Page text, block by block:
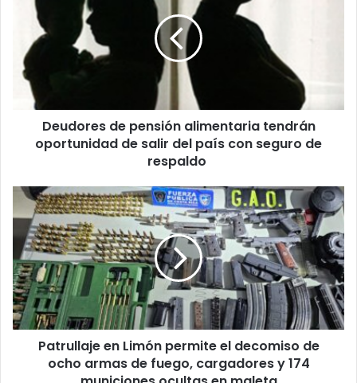
pensión
alimentaria
tendrán
oportunidad
de
salir
respaldo
Deudores de pensión alimentaria tendrán
oportunidad de salir del país con seguro de
respaldo
Patrullaje
Limón
permite
el
decomiso
de
ocho
armas
Patrullaje en Limón permite el decomiso de
ocho armas de fuego, cargadores y 174